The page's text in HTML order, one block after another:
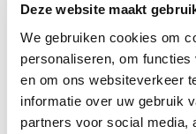
Deze website maakt
We gebruiken cookies om
personaliseren, om
en om ons websiteverkeer
informatie over uw gebruik
partners voor social media,